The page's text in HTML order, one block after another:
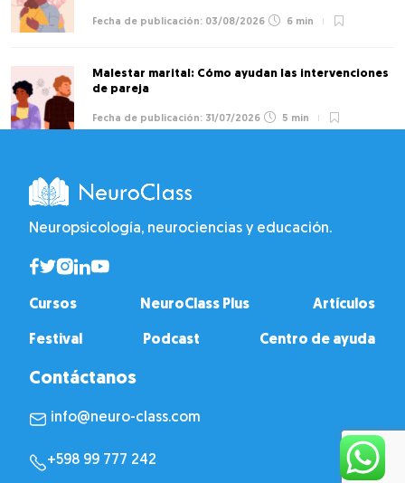
03/08/2026 6 min
Malestar marital: Cómo ayudan las intervenciones
de pareja
31/07/2026 5 min
Neuropsicología, neurociencias y educación.
Cursos NeuroClass Plus Artículos
Festival Podcast Centro de ayuda
Contáctanos
info@neuro-class.com
+598 99 777 242